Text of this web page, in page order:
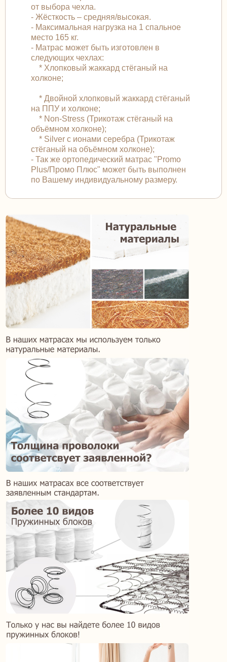
от выбора чехла.
- Жёсткость – средняя/высокая.
- Максимальная нагрузка на 1 спальное
место 165 кг.
- Матрас может быть изготовлен в
следующих чехлах:
* Хлопковый жаккард стёганый на
холконе;
* Двойной хлопковый жаккард стёганый
на ППУ и холконе;
* Non-Stress (Трикотаж стёганый на
объёмном холконе);
* Silver с ионами серебра (Трикотаж
стёганый на объёмном холконе);
- Так же ортопедический матрас "Promo
Plus/Промо Плюс" может быть выполнен
по Вашему индивидуальному размеру.